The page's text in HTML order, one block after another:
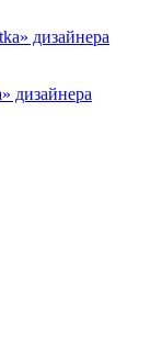
дизайнера